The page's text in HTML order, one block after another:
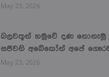
May 23, 2026
බලවතූන් හමුවේ දණ නොනැමූ
සජීවනි අබේකෝන් අපේ
May 23, 2026